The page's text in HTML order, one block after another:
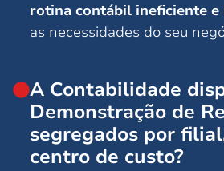
rotina contábil ineficiente e
as necessidades do seu
A Contabilidade
Demonstração de
segregados por
centro de custo?